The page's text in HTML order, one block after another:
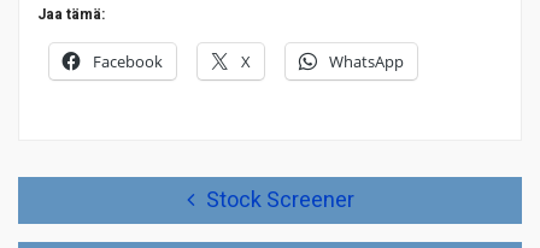
Jaa tämä:
Facebook X WhatsApp
Stock Screener